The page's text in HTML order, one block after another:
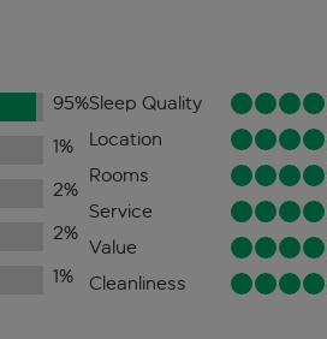
95%
1%
2%
2%
1%
Sleep Quality
Location
Rooms
Service
Value
Cleanliness